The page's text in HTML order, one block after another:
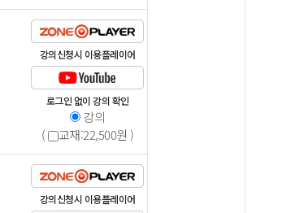
강의신청시 이용플레이어
로그인 없이 강의 확인
강의
(
교재:22,500원 )
강의신청시 이용플레이어